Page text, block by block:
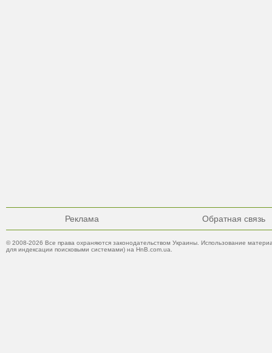
Реклама Обратная связь
© 2008-2026 Все права охраняются законодательством Украины. Использование
для индексации поисковыми системами) на HnB.com.ua.